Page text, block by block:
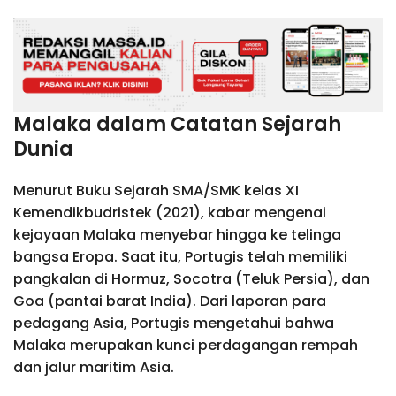
Malaka dalam Catatan Sejarah
Dunia
Menurut Buku Sejarah SMA/SMK kelas XI
Kemendikbudristek (2021), kabar mengenai
kejayaan Malaka menyebar hingga ke telinga
bangsa Eropa. Saat itu, Portugis telah memiliki
pangkalan di Hormuz, Socotra (Teluk Persia), dan
Goa (pantai barat India). Dari laporan para
pedagang Asia, Portugis mengetahui bahwa
Malaka merupakan kunci perdagangan rempah
dan jalur maritim Asia.